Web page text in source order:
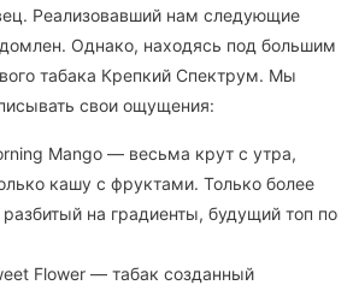
Реализовавший нам следующие
Однако, находясь под большим
табака Крепкий Спектрум. Мы
свои ощущения:
Mango — весьма крут с утра,
кашу с фруктами. Только более
на градиенты, будущий топ по
Flower — табак созданный